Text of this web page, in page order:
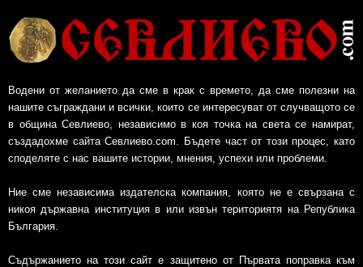
Водени от желанието да сме в крак с времето, да сме полезни на
нашите съграждани и всички, които се интересуват от случващото се
в община Севлиево, независимо в коя точка на света се намират,
създадохме сайта Севлиево.com. Бъдете част от този процес, като
споделяте с нас вашите истории, мнения, успехи или проблеми.
Ние сме независима издателска компания, която не е свързана с
никоя държавна институция в или извън териториятя на Република
България.
Съдържанието на този сайт е защитено от Първата поправка към